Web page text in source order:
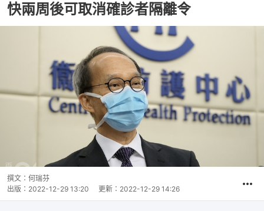
快兩周後可取消確診者隔離令
撰文： 何瑞芬
出版： 2022-12-29 13:20 更新： 2022-12-29 14:26